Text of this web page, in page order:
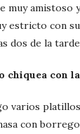
muy amistoso
estricto con
dos de la
chiquea con
varios
con